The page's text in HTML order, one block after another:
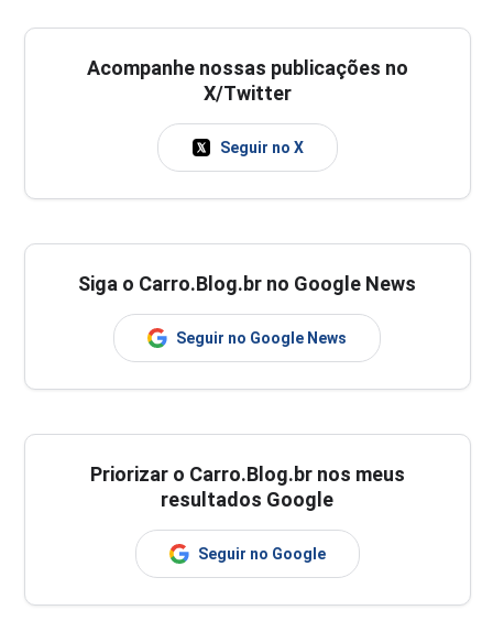
Acompanhe nossas publicações no
X/Twitter
Seguir no X
Siga o Carro.Blog.br no Google News
Seguir no Google News
Priorizar o Carro.Blog.br nos meus
resultados Google
Seguir no Google